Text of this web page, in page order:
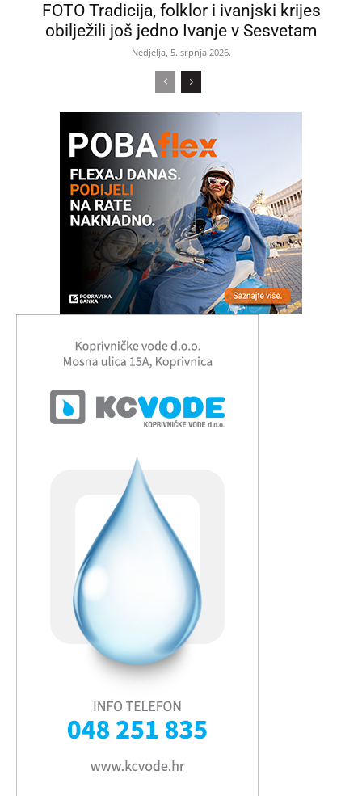
FOTO Tradicija, folklor i ivanjski krijes
obilježili još jedno Ivanje v Sesvetam
Nedjelja, 5. srpnja 2026.